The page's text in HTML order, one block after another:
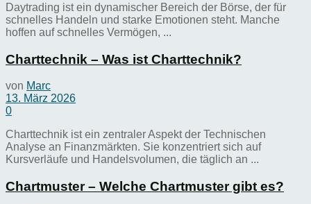
Daytrading ist ein dynamischer Bereich der Börse, der für
schnelles Handeln und starke Emotionen steht. Manche
hoffen auf schnelles Vermögen, ...
Charttechnik – Was ist Charttechnik?
von Marc
13. März 2026
0
Charttechnik ist ein zentraler Aspekt der Technischen
Analyse an Finanzmärkten. Sie konzentriert sich auf
Kursverläufe und Handelsvolumen, die täglich an ...
Chartmuster – Welche Chartmuster gibt es?